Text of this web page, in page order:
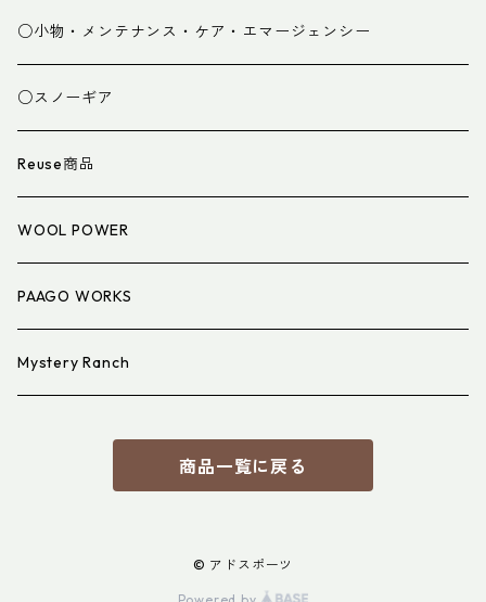
グローブ
スパッツ・ゲイター
衣類小物
アイウェア
寝袋
マット
寝具小物
○小物・メンテナンス・ケア・エマージェンシー
○スノーギア
Reuse商品
WOOL POWER
PAAGO WORKS
Mystery Ranch
商品一覧に戻る
© アドスポーツ